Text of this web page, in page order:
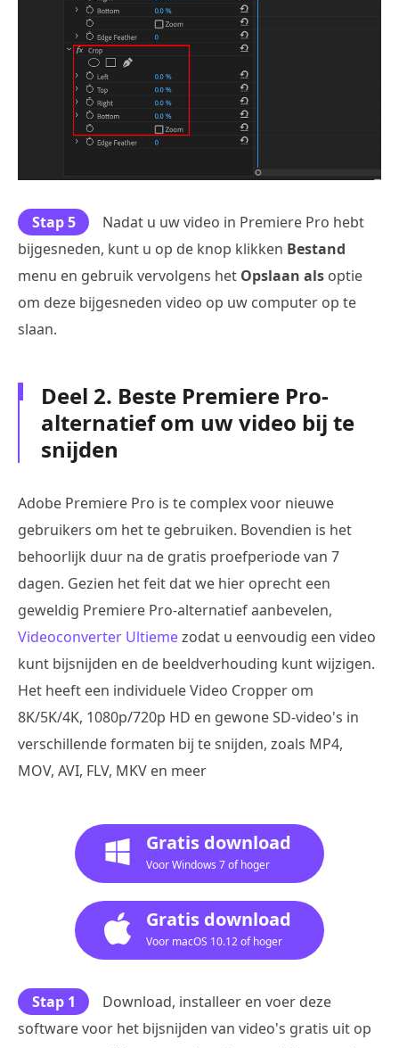
Stap 5
Nadat u uw video in Premiere Pro hebt
bijgesneden, kunt u op de knop klikken Bestand
menu en gebruik vervolgens het Opslaan als optie
om deze bijgesneden video op uw computer op te
slaan.
Deel 2. Beste Premiere Pro-
alternatief om uw video bij te
snijden
Adobe Premiere Pro is te complex voor nieuwe
gebruikers om het te gebruiken. Bovendien is het
behoorlijk duur na de gratis proefperiode van 7
dagen. Gezien het feit dat we hier oprecht een
geweldig Premiere Pro-alternatief aanbevelen,
Videoconverter Ultiemezodat u eenvoudig een video
kunt bijsnijden en de beeldverhouding kunt wijzigen.
Het heeft een individuele Video Cropper om
8K/5K/4K, 1080p/720p HD en gewone SD-video's in
verschillende formaten bij te snijden, zoals MP4,
MOV, AVI, FLV, MKV en meer
Gratis download
Voor Windows 7 of hoger
Gratis download
Voor macOS 10.12 of hoger
Stap 1
Download, installeer en voer deze
software voor het bijsnijden van video's gratis uit op